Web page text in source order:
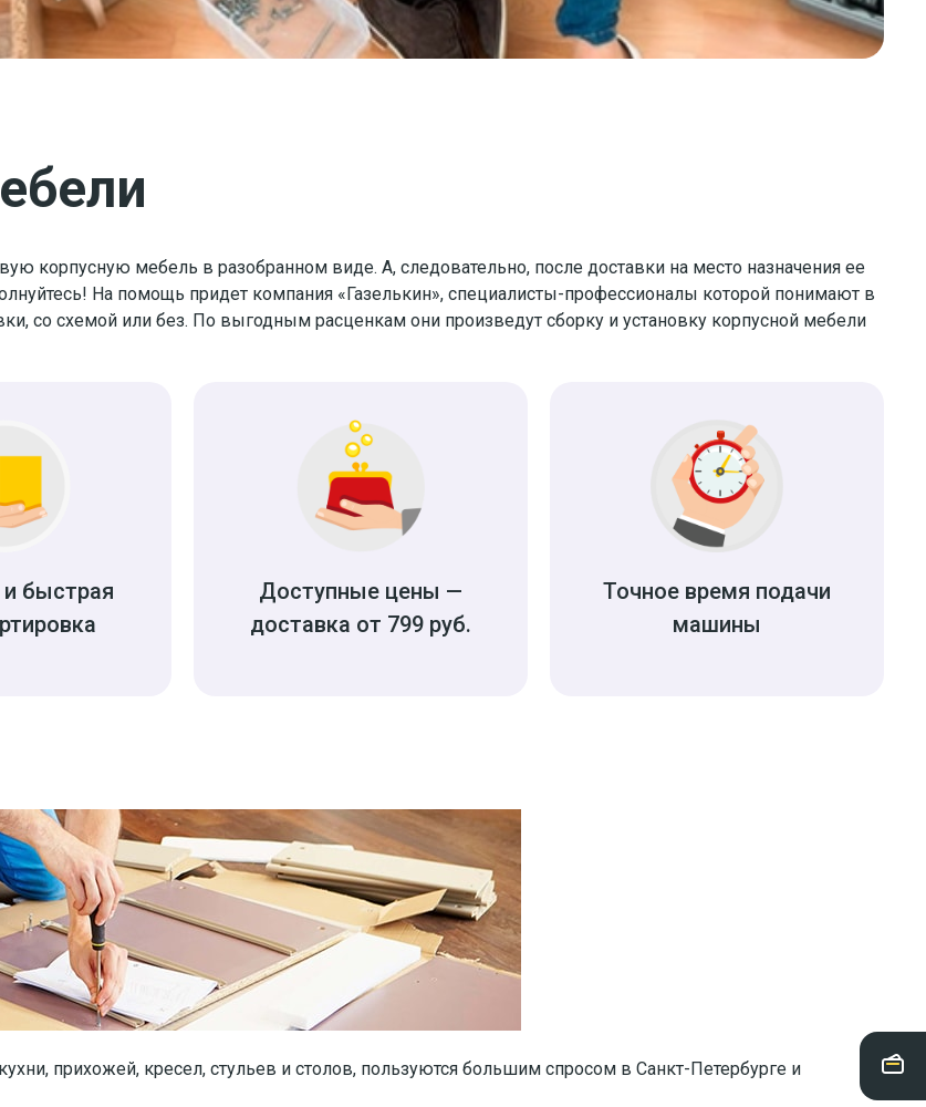
корпусную мебель в разобранном виде. А, следовательно, после доставки на место назначения ее
На помощь придет компания «Газелькин», специалисты-профессионалы которой понимают в
со схемой или без. По выгодным расценкам они произведут сборку и установку корпусной мебели
быстрая
Доступные цены —
доставка от 799 руб.
Точное время подачи
машины
прихожей, кресел, стульев и столов, пользуются большим спросом в Санкт-Петербурге и